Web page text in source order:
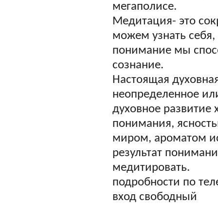
мегаполисе.
Медитация- это
можем узнать себя,
понимание мы
сознание.
Настоящая
неопределенное
духовное развитие
понимания,
миром, ароматом
результат
медитировать.
подробности по
вход свободный